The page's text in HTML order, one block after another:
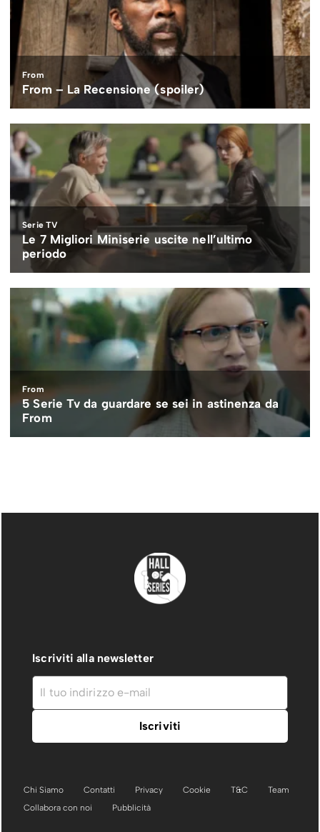
Iscriviti alla newsletter
Chi Siamo Contatti Privacy Cookie T&C
Team
Collabora con noi
Pubblicità